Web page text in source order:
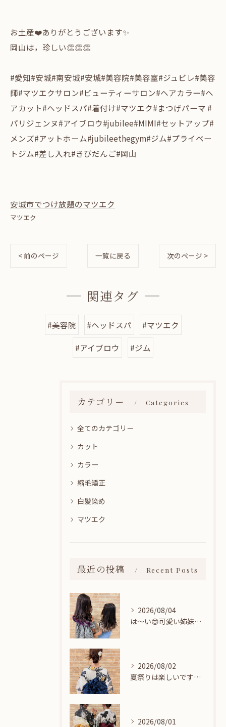
お土産❤️ありがとうございます✨
岡山は，珍しい👏👏👏
#愛知#安城#南安城#安城#美容院#美容室#ジュビレ#美容
師#マツエクサロン#ビューティーサロン#ヘアカラー#ヘ
アカット#ヘッドスパ#着付け#マツエク#まつげパーマ #
パリジェンヌ#アイブロウ#jubilee#MIMI#セットアップ#
メンズ#アットホーム#jubileethegym#ジム#プライベー
トジム#差し入れ#きびだんご#岡山
安城市でつけ放題のマツエク
マツエク
< 前のページ 一覧に戻る 次のページ >
関連タグ
#美容院 #ヘッドスパ #マツエク
#アイブロウ #ジム
カテゴリー Categories
全てのカテゴリー
カット
カラー
縮毛矯正
白髪染め
マツエク
最近の投稿 Recent Posts
2026/08/04
は〜い😍可愛い姉妹ちゃん👭
2026/08/02
夏祭りは楽しいですね👘
2026/08/01